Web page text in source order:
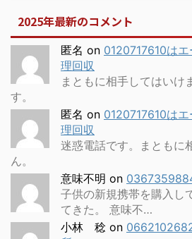
2025年最新のコメント
匿名 on 0120717610は
理回収
まともに相手してはいけ
す。
匿名 on 0120717610は
理回収
迷惑電話です。まともに
ん。
意味不明 on
子供の新規携帯を購入し
てきた。 意味不…
小林 稔 on